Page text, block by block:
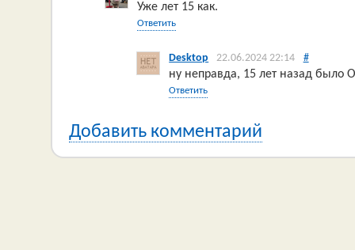
Уже лет 15 как.
Ответить
Desktop 22.06.2024 22:14 #
ну неправда, 15 лет назад было
Ответить
Добавить комментарий